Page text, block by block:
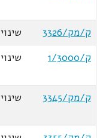
ק/מק/3326
שינוי
ק/1/3000
שינוי
ק/מק/3345
שינוי